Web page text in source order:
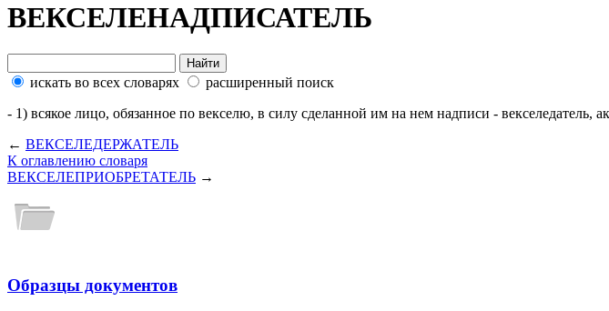
ВЕКСЕЛЕНАДПИСАТЕЛЬ
искать во всех словарях
расширенный поиск
- 1) всякое лицо, обязанное по векселю, в силу сделанной им на нем надписи - векселедатель,
← ВЕКСЕЛЕДЕРЖАТЕЛЬ
К оглавлению словаря
ВЕКСЕЛЕПРИОБРЕТАТЕЛЬ →
Образцы документов